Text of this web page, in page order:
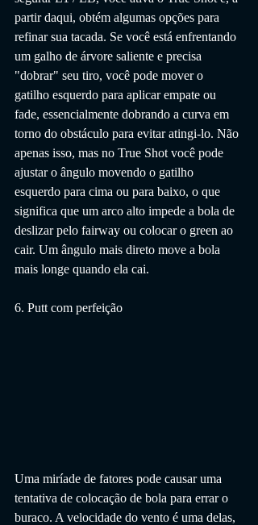
partir daqui, obtém algumas opções para
refinar sua tacada. Se você está enfrentando
um galho de árvore saliente e precisa
"dobrar" seu tiro, você pode mover o
gatilho esquerdo para aplicar empate ou
fade, essencialmente dobrando a curva em
torno do obstáculo para evitar atingi-lo. Não
apenas isso, mas no True Shot você pode
ajustar o ângulo movendo o gatilho
esquerdo para cima ou para baixo, o que
significa que um arco alto impede a bola de
deslizar pelo fairway ou colocar o green ao
cair. Um ângulo mais direto move a bola
mais longe quando ela cai.
6. Putt com perfeição
Uma miríade de fatores pode causar uma
tentativa de colocação de bola para errar o
buraco. A velocidade do vento é uma delas,